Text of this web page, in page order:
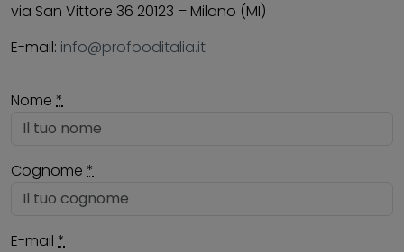
via San Vittore 36 20123 – Milano (MI)
E-mail: info@profooditalia.it
Nome *
Cognome *
E-mail *